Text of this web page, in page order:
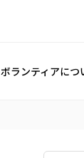
ボランティアにつ